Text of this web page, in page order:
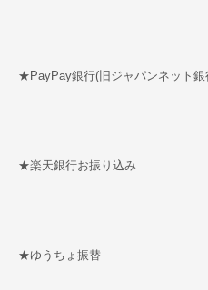
★PayPay銀行(旧ジャパンネット銀
★楽天銀行お振り込み
★ゆうちょ振替